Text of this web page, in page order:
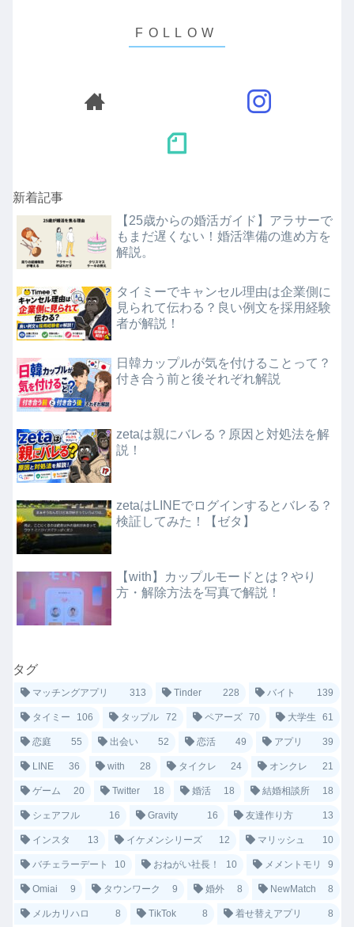
新着記事
【25歳からの婚活ガイド】アラサーで
もまだ遅くない！婚活準備の進め方を
解説。
タイミーでキャンセル理由は企業側に
見られて伝わる？良い例文を採用経験
者が解説！
日韓カップルが気を付けることって？
付き合う前と後それぞれ解説
zetaは親にバレる？原因と対処法を解
説！
zetaはLINEでログインするとバレる？
検証してみた！【ゼタ】
【with】カップルモードとは？やり
方・解除方法を写真で解説！
タグ
マッチングアプリ 313 Tinder 228 バイト 139
タイミー 106 タップル 72 ペアーズ 70 大学生 61
恋庭 55 出会い 52 恋活 49 アプリ 39
LINE 36 with 28 タイクレ 24 オンクレ 21
ゲーム 20 Twitter 18 婚活 18 結婚相談所 18
シェアフル 16 Gravity 16 友達作り方 13
インスタ 13 イケメンシリーズ 12 マリッシュ 10
バチェラーデート 10 おねがい社長！ 10 メメントモリ 9
Omiai 9 タウンワーク 9 婚外 8 NewMatch 8
メルカリハロ 8 TikTok 8 着せ替えアプリ 8